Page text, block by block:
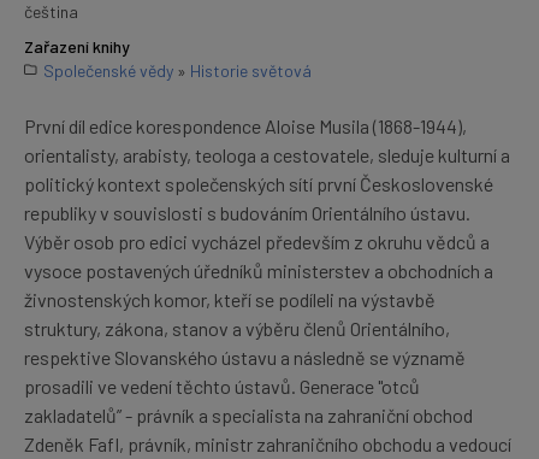
čeština
Zařazení knihy
Společenské vědy » Historie světová
První díl edice korespondence Aloise Musila (1868-1944),
orientalisty, arabisty, teologa a cestovatele, sleduje kulturní a
politický kontext společenských sítí první Československé
republiky v souvislosti s budováním Orientálního ústavu.
Výběr osob pro edici vycházel především z okruhu vědců a
vysoce postavených úředníků ministerstev a obchodních a
živnostenských komor, kteří se podíleli na výstavbě
struktury, zákona, stanov a výběru členů Orientálního,
respektive Slovanského ústavu a následně se významě
prosadili ve vedení těchto ústavů. Generace "otců
zakladatelů” - právník a specialista na zahraniční obchod
Zdeněk Fafl, právník, ministr zahraničního obchodu a vedoucí